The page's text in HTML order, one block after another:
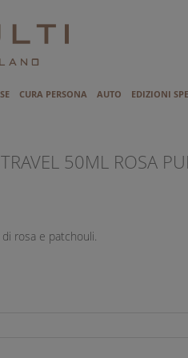
CURA PERSONA AUTO EDIZIONI
50ML ROSA
rosa e patchouli.